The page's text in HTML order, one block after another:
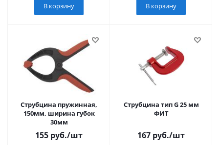
В корзину В корзину
Струбцина пружинная,
150мм, ширина губок
30мм
155 руб./шт
Струбцина тип G 25 мм
ФИТ
167 руб./шт